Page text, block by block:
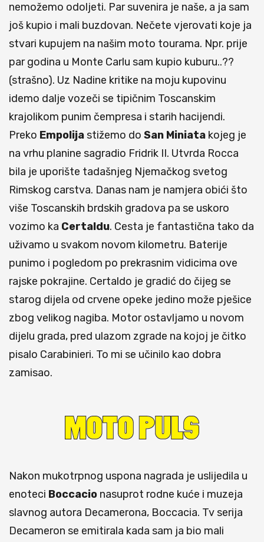
nemožemo odoljeti. Par suvenira je naše, a ja sam
još kupio i mali buzdovan. Nečete vjerovati koje ja
stvari kupujem na našim moto tourama. Npr. prije
par godina u Monte Carlu sam kupio kuburu..??
(strašno). Uz Nadine kritike na moju kupovinu
idemo dalje vozeči se tipičnim Toscanskim
krajolikom punim čempresa i starih hacijendi.
Preko Empolijastižemo do San Miniata kojeg je
na vrhu planine sagradio Fridrik II. Utvrda Rocca
bila je uporište tadašnjeg Njemačkog svetog
Rimskog carstva. Danas nam je namjera obići što
više Toscanskih brdskih gradova pa se uskoro
vozimo ka Certaldu. Cesta je fantastična tako da
uživamo u svakom novom kilometru. Baterije
punimo i pogledom po prekrasnim vidicima ove
rajske pokrajine. Certaldo je gradić do čijeg se
starog dijela od crvene opeke jedino može pješice
zbog velikog nagiba. Motor ostavljamo u novom
dijelu grada, pred ulazom zgrade na kojoj je čitko
pisalo Carabinieri. To mi se učinilo kao dobra
zamisao.
Nakon mukotrpnog uspona nagrada je uslijedila u
enoteci Boccacio nasuprot rodne kuće i muzeja
slavnog autora Decamerona, Boccacia. Tv serija
Decameron se emitirala kada sam ja bio mali